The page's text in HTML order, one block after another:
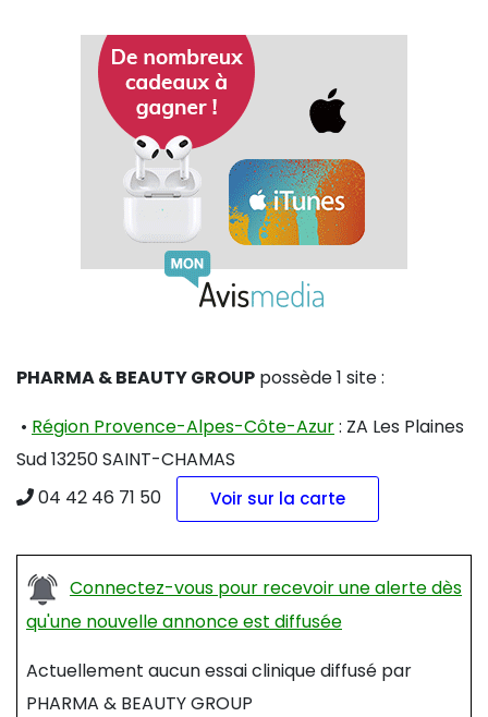
PHARMA & BEAUTY GROUP possède 1 site :
• Région Provence-Alpes-Côte-Azur: ZA Les Plaines
Sud 13250 SAINT-CHAMAS
04 42 46 71 50
Voir sur la carte
Connectez-vous pour recevoir une alerte dès
qu'une nouvelle annonce est diffusée
Actuellement aucun essai clinique diffusé par
PHARMA & BEAUTY GROUP